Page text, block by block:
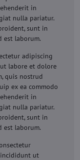
in
nulla pariatur.
sunt in
est laborum.
adipiscing
labore et dolore
quis nostrud
ex ea commodo
in
nulla pariatur.
sunt in
est laborum.
ut